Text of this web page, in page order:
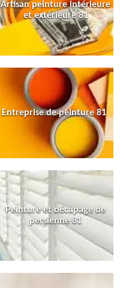
Artisan peinture intérieure
et extérieure 81
Entreprise de peinture 81
Peinture et décapage de
persienne 81